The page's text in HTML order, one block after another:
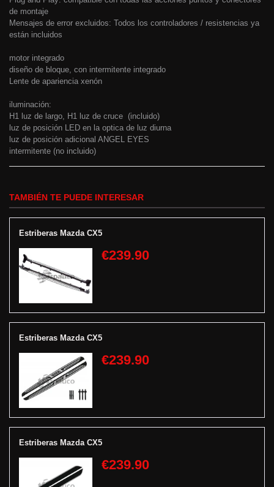
de montaje
Mensajes de error excluidos: Todos los controladores / resistencias ya
están incluidos
motor integrado
diseño de bloque, con intermitente integrado
Lente de apariencia xenón
iluminación:
H1 luz de largo, H1 luz de cruce (incluido)
luz de posición LED en la optica de luz diurna
luz de posición adicional ANGEL EYES
intermitente (no incluido)
TAMBIÉN TE PUEDE INTERESAR
Estriberas Mazda CX5
€239.90
Estriberas Mazda CX5
€239.90
Estriberas Mazda CX5
€239.90